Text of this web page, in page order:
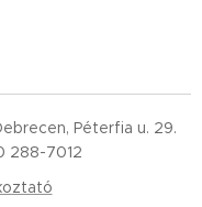
Péterfia u. 29.
288-7012